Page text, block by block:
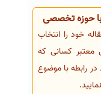
حوزه تخصصی
خود را انتخاب
معتبر کسانی که
رابطه با موضوع